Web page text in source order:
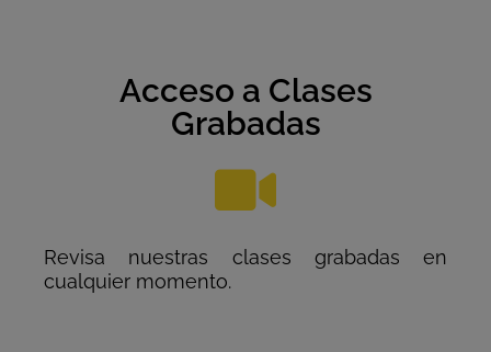
Acceso a Clases
Grabadas
Revisa nuestras clases grabadas en
cualquier momento.